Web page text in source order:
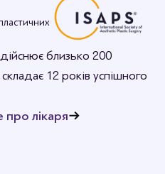
близько 200
12 років успішного
лікаря
відгук.